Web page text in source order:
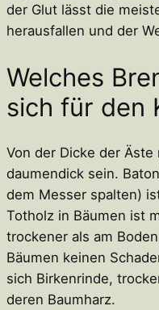
der Glut lässt die
herausfallen und der
Welches
sich für den
Von der Dicke der
daumendick sein.
dem Messer spalten)
Totholz in Bäumen ist
trockener als am
Bäumen keinen
sich Birkenrinde,
deren Baumharz.